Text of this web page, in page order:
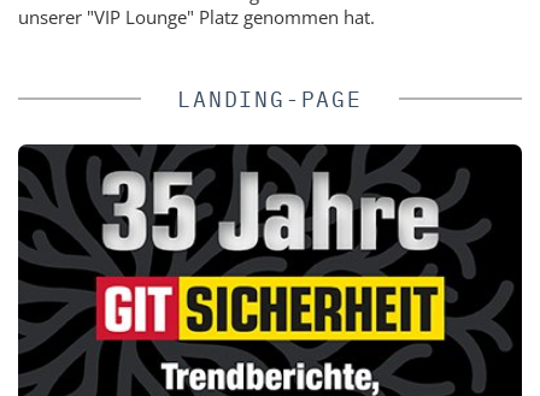
unserer "VIP Lounge" Platz genommen hat.
LANDING-PAGE